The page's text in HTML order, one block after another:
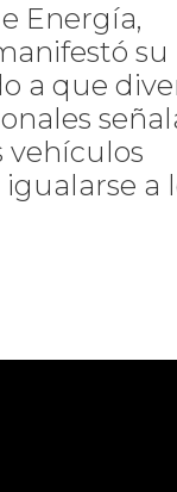
Energía,
su
a que
vehículos
a